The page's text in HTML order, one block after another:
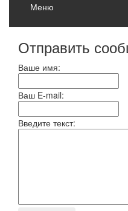
Меню
Отправить
Ваше имя:
Ваш E-mail:
Введите текст: